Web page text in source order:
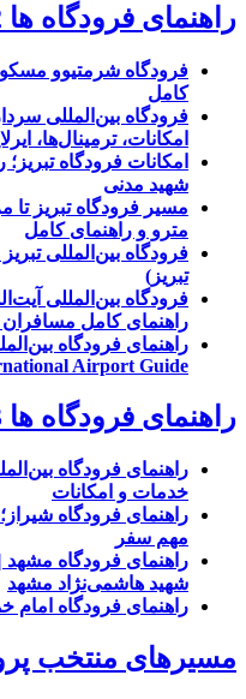
راهنمای فرودگاه ها 2
فرودگاه شرمتیوو مسکو
کامل
فرودگاه بین‌المللی
امکانات، ترمینال‌ها،
امکانات فرودگاه
شهید مدنی
مسیر فرودگاه تبریز
مترو و راهنمای کامل
فرودگاه بین‌المللی
تبریز)
فرودگاه بین‌المللی
راهنمای کامل مسافران
Airport Guide)
راهنمای فرودگاه ها 3
راهنمای فرودگاه
خدمات و امکانات
راهنمای فرودگاه
مهم سفر
راهنمای فرودگاه مشهد |
شهید هاشمی‌نژاد مشهد
راهنمای فرودگاه امام
مسیرهای منتخب